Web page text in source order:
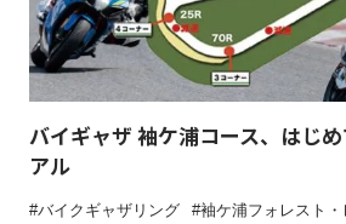
バイギャザ 袖ケ浦コース、はじ
アル
バイクギャザリング
袖ケ浦フォレスト・